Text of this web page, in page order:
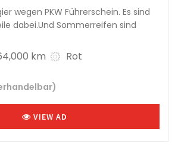
wegen PKW Führerschein. Es sind
dabei.Und Sommerreifen sind
km Rot
VIEW AD